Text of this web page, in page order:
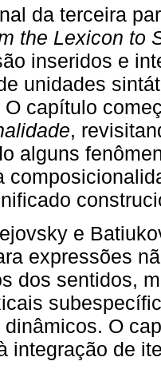
da terceira
the Lexicon to
inseridos e
unidades
capítulo
,
alguns
e
expressões
dos sentidos,
O
integração de